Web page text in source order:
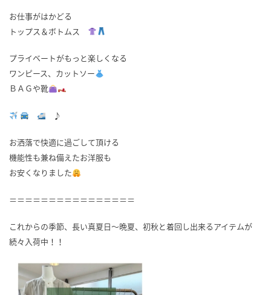
お仕事がはかどる
トップス＆ボトムス
プライベートがもっと楽しくなる
ワンピース、カットソー
ＢＡＧや靴
♪
お洒落で快適に過ごして頂ける
機能性も兼ね備えたお洋服も
お安くなりました
＝＝＝＝＝＝＝＝＝＝＝＝＝＝＝＝
これからの季節、長い真夏日～晩夏、初秋と着回し出来るアイテムが
続々入荷中！！